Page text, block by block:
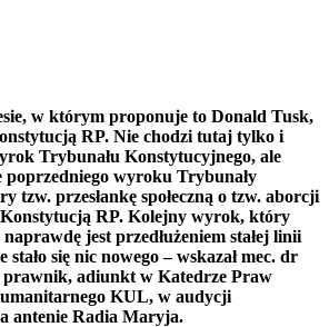
w którym proponuje to Donald Tusk,
RP. Nie chodzi tutaj tylko i
Trybunału Konstytucyjnego, ale
poprzedniego wyroku Trybunały
tzw. przesłankę społeczną o tzw. aborcji
Konstytucją RP. Kolejny wyrok, który
jest przedłużeniem stałej linii
się nic nowego – wskazałmec. dr
prawnik, adiunkt w Katedrze Praw
KUL, w audycji
antenie Radia Maryja.